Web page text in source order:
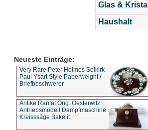
Glas & Kristall
Haushalt
Neueste Einträge:
Very Rare Peter Holmes Selkirk
Paul Ysart Style Paperweight /
Briefbeschwerer
Antike Rarität Orig. Oesterwitz
Antriebsmodell Dampfmaschine
Kreisssäge Bakelit